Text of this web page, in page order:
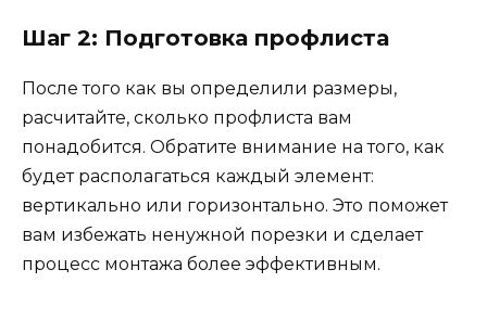
Шаг 2: Подготовка профлиста
После того как вы определили размеры,
расчитайте, сколько профлиста вам
понадобится. Обратите внимание на того, как
будет располагаться каждый элемент:
вертикально или горизонтально. Это поможет
вам избежать ненужной порезки и сделает
процесс монтажа более эффективным.